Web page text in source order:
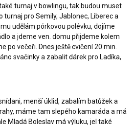
turnaj v bowlingu, tak budou muset
pro Semily, Jablonec, Liberec a
udělám pórkovou polévku, dojíme
a jdeme ven. domu přijdeme kolem
po večeři. Dnes ještě cvičení 20 min.
svačinky a zabalit dárek pro Ladíka,
menší úklid, zabalím batůžek a
máme tam slepého kamaráda a má
Mladá Boleslav má výluku, jel také